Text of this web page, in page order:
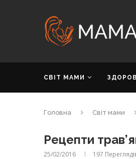
СВІТ МАМИ
Головна Світ мами
Рецепти
25/02/2016 197